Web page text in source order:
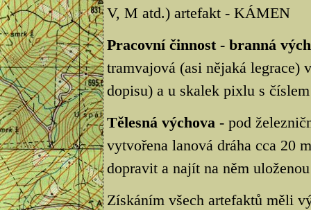
V, M atd.) artefakt - KÁMEN
Pracovní činnost - branná
tramvajová (asi nějaká legrace)
dopisu) a u skalek pixlu s
Tělesná výchova- pod
vytvořena lanová dráha cca 20
dopravit a najít na něm
Získáním všech artefaktů měli